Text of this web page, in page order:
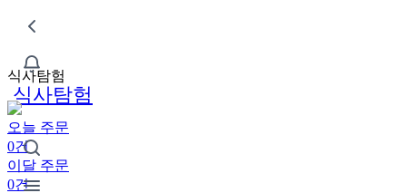
식사탐험
식사탐험
오늘 주문
0건
이달 주문
0건